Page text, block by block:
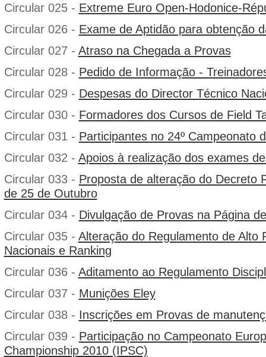
Circular 025 - Extreme Euro Open-Hodonice-
Circular 026 - Exame de Aptidão para obtenção
Circular 027 - Atraso na Chegada a Provas
Circular 028 - Pedido de Informação -
Circular 029 - Despesas do Director Técnico
Circular 030 - Formadores dos Cursos de Field
Circular 031 - Participantes no 24º Campeonato
Circular 032 - Apoios à realização dos exames
Circular 033 - Proposta de alteração do Decreto
de 25 de Outubro
Circular 034 - Divulgação de Provas na Página
Circular 035 - Alteração do Regulamento de Alto
Nacionais e Ranking
Circular 036 - Aditamento ao Regulamento
Circular 037 - Munições Eley
Circular 038 - Inscrições em Provas de
Circular 039 - Participação no Campeonato
Championship 2010 (IPSC)